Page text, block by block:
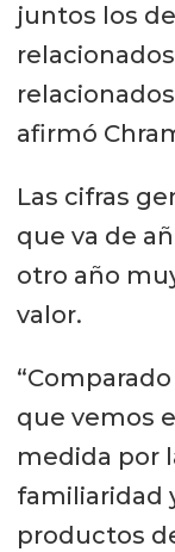
juntos los
afirmó
Las cifras
que va de
otro año
valor.
que vemos
medida por
familiaridad
productos